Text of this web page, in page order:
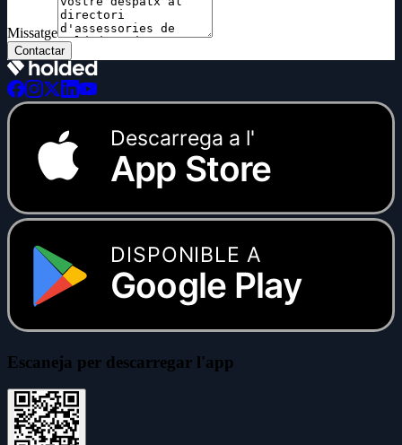
Missatge
Contactar
Descarrega a l'
App Store
DISPONIBLE A
Google Play
Escaneja per descarregar l'app